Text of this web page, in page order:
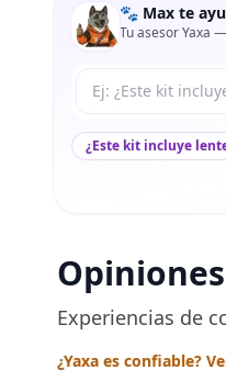
🐾 Max te
Tu asesor Yaxa
Tu pregunta a Max
¿Este kit incluye
Experiencias de
¿Yaxa es confiable?